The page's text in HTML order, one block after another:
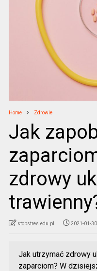
Home Zdrowie
Jak
zdrowy
stopstres.edu.pl 2021-01-
Jak utrzymać zdrowy
zaparciom? W